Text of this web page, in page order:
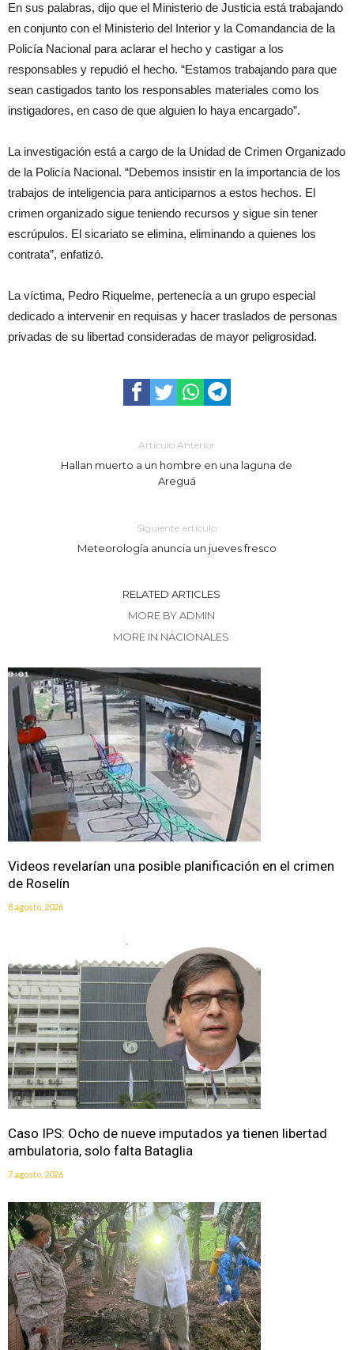
En sus palabras, dijo que el Ministerio de Justicia está trabajando
en conjunto con el Ministerio del Interior y la Comandancia de la
Policía Nacional para aclarar el hecho y castigar a los
responsables y repudió el hecho. “Estamos trabajando para que
sean castigados tanto los responsables materiales como los
instigadores, en caso de que alguien lo haya encargado”.
La investigación está a cargo de la Unidad de Crimen Organizado
de la Policía Nacional. “Debemos insistir en la importancia de los
trabajos de inteligencia para anticiparnos a estos hechos. El
crimen organizado sigue teniendo recursos y sigue sin tener
escrúpulos. El sicariato se elimina, eliminando a quienes los
contrata”, enfatizó.
La víctima, Pedro Riquelme, pertenecía a un grupo especial
dedicado a intervenir en requisas y hacer traslados de personas
privadas de su libertad consideradas de mayor peligrosidad.
Artículo Anterior
Hallan muerto a un hombre en una laguna de
Areguá
Siguiente artículo
Meteorología anuncia un jueves fresco
RELATED ARTICLES
MORE BY ADMIN
MORE IN NACIONALES
Videos revelarían una posible planificación en el crimen
de Roselín
8 agosto, 2026
Caso IPS: Ocho de nueve imputados ya tienen libertad
ambulatoria, solo falta Bataglia
7 agosto, 2026